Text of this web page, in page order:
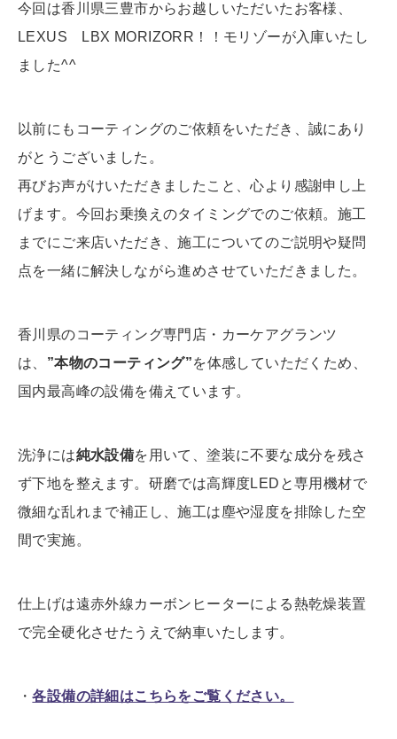
今回は香川県三豊市からお越しいただいたお客様、
LEXUS LBX MORIZORR！！モリゾーが入庫いたし
ました^^
以前にもコーティングのご依頼をいただき、誠にあり
がとうございました。
再びお声がけいただきましたこと、心より感謝申し上
げます。今回お乗換えのタイミングでのご依頼。施工
までにご来店いただき、施工についてのご説明や疑問
点を一緒に解決しながら進めさせていただきました。
香川県のコーティング専門店・カーケアグランツ
は、 ”本物のコーティング”を体感していただくため、
国内最高峰の設備を備えています。
洗浄には純水設備を用いて、塗装に不要な成分を残さ
ず下地を整えます。研磨では高輝度LEDと専用機材で
微細な乱れまで補正し、施工は塵や湿度を排除した空
間で実施。
仕上げは遠赤外線カーボンヒーターによる熱乾燥装置
で完全硬化させたうえで納車いたします。
・各設備の詳細はこちらをご覧ください。